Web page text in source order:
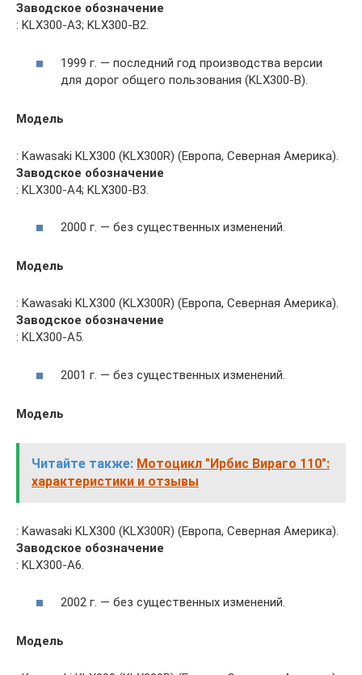
Заводское обозначение
: KLX300-A3; KLX300-B2.
1999 г. — последний год производства версии
для дорог общего пользования (KLX300-B).
Модель
: Kawasaki KLX300 (KLX300R) (Европа, Северная Америка).
Заводское обозначение
: KLX300-A4; KLX300-B3.
2000 г. — без существенных изменений.
Модель
: Kawasaki KLX300 (KLX300R) (Европа, Северная Америка).
Заводское обозначение
: KLX300-A5.
2001 г. — без существенных изменений.
Модель
Читайте также: Мотоцикл "Ирбис Вираго 110":
характеристики и отзывы
: Kawasaki KLX300 (KLX300R) (Европа, Северная Америка).
Заводское обозначение
: KLX300-A6.
2002 г. — без существенных изменений.
Модель